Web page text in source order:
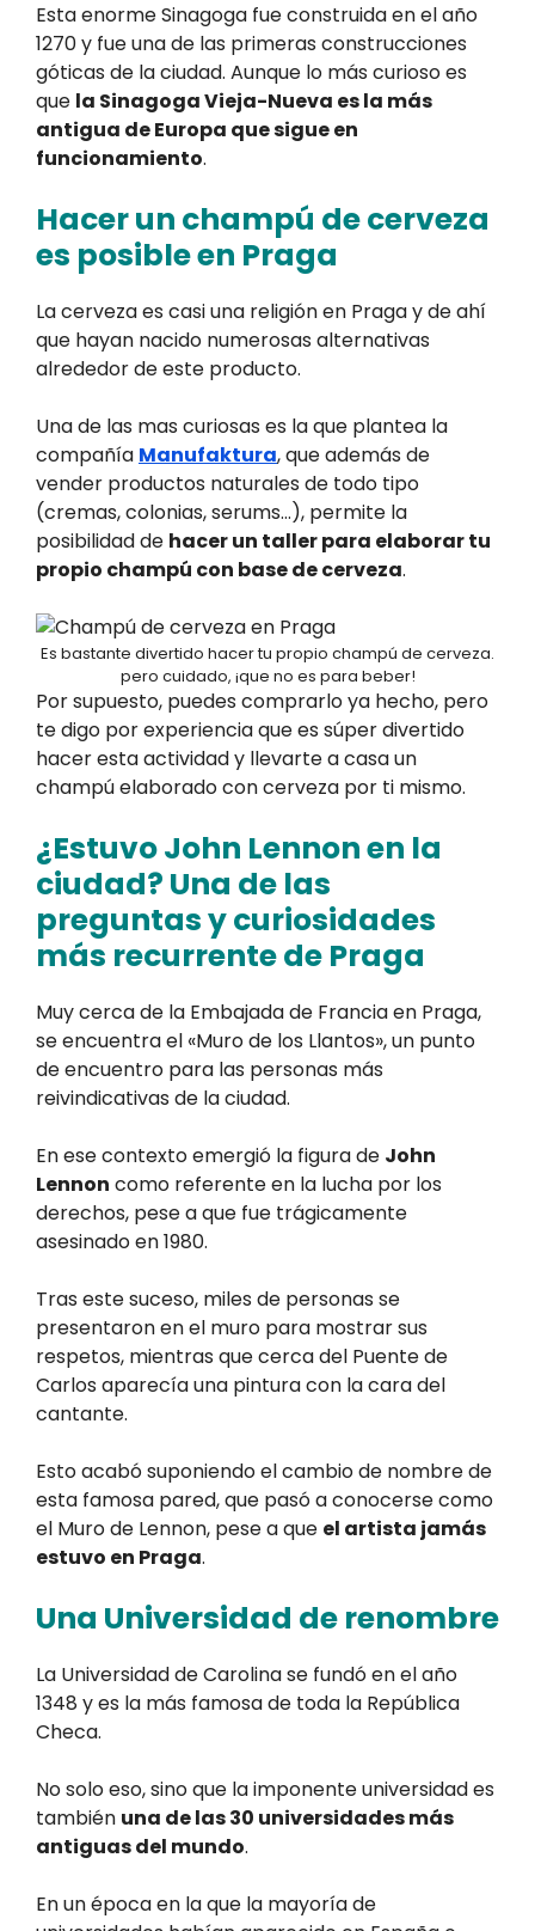
Esta enorme Sinagoga fue construida en el año
1270 y fue una de las primeras construcciones
góticas de la ciudad. Aunque lo más curioso es
que la Sinagoga Vieja-Nueva es la más
antigua de Europa que sigue en
funcionamiento.
Hacer un champú de cerveza
es posible en Praga
La cerveza es casi una religión en Praga y de ahí
que hayan nacido numerosas alternativas
alrededor de este producto.
Una de las mas curiosas es la que plantea la
compañía Manufaktura, que además de
vender productos naturales de todo tipo
(cremas, colonias, serums…), permite la
posibilidad de hacer un taller para elaborar tu
propio champú con base de cerveza.
Es bastante divertido hacer tu propio champú de cerveza.
pero cuidado, ¡que no es para beber!
Por supuesto, puedes comprarlo ya hecho, pero
te digo por experiencia que es súper divertido
hacer esta actividad y llevarte a casa un
champú elaborado con cerveza por ti mismo.
¿Estuvo John Lennon en la
ciudad? Una de las
preguntas y curiosidades
más recurrente de Praga
Muy cerca de la Embajada de Francia en Praga,
se encuentra el «Muro de los Llantos», un punto
de encuentro para las personas más
reivindicativas de la ciudad.
En ese contexto emergió la figura de John
Lennon como referente en la lucha por los
derechos, pese a que fue trágicamente
asesinado en 1980.
Tras este suceso, miles de personas se
presentaron en el muro para mostrar sus
respetos, mientras que cerca del Puente de
Carlos aparecía una pintura con la cara del
cantante.
Esto acabó suponiendo el cambio de nombre de
esta famosa pared, que pasó a conocerse como
el Muro de Lennon, pese a que el artista jamás
estuvo en Praga.
Una Universidad de renombre
La Universidad de Carolina se fundó en el año
1348 y es la más famosa de toda la República
Checa.
No solo eso, sino que la imponente universidad es
también una de las 30 universidades más
antiguas del mundo.
En un época en la que la mayoría de